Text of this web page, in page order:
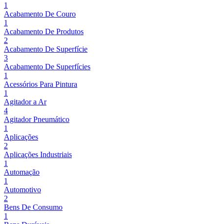
1
Acabamento De Couro
1
Acabamento De Produtos
2
Acabamento De Superfície
3
Acabamento De Superfícies
1
Acessórios Para Pintura
1
Agitador a Ar
4
Agitador Pneumático
1
Aplicações
2
Aplicações Industriais
1
Automação
1
Automotivo
2
Bens De Consumo
1